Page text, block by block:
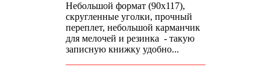
Небольшой формат (90х117),
скругленные уголки, прочный
переплет, небольшой карманчик
для мелочей и резинка - такую
записную книжку удобно...